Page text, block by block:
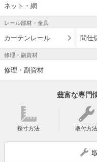
ネット・網
レール部材・金具
カーテンレール 間仕
修理・副資材
修理・副資材
豊富な専門
採寸方法 取付方法